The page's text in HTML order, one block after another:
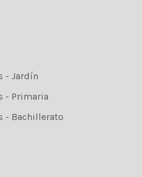
- Jardín
- Primaria
- Bachillerato